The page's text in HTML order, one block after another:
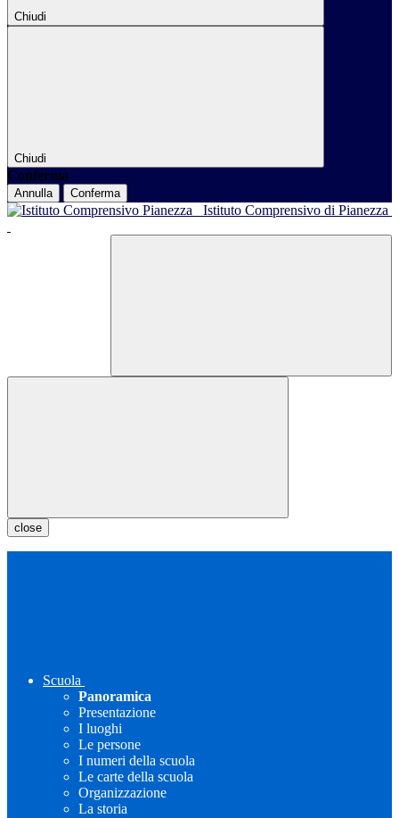
Chiudi
Chiudi
Conferma
Annulla Conferma
Istituto Comprensivo di Pianezza
close
Scuola
Panoramica
Presentazione
I luoghi
Le persone
I numeri della scuola
Le carte della scuola
Organizzazione
La storia